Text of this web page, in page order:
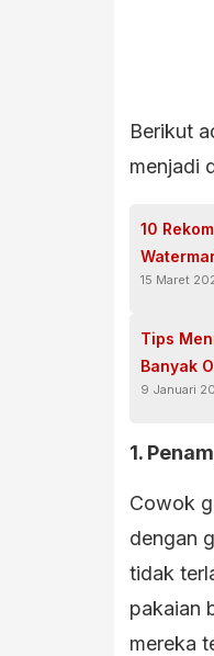
Berikut
menjadi
10
15 Maret
Tips
Banyak
9 Januari
1.
Cowok
dengan
tidak
pakaian
mereka